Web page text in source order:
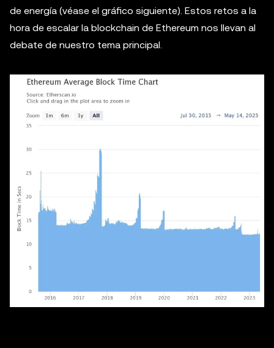
de energía (véase el gráfico siguiente). Estos retos a la
hora de escalar la blockchain de Ethereum nos llevan al
debate de nuestro tema principal.